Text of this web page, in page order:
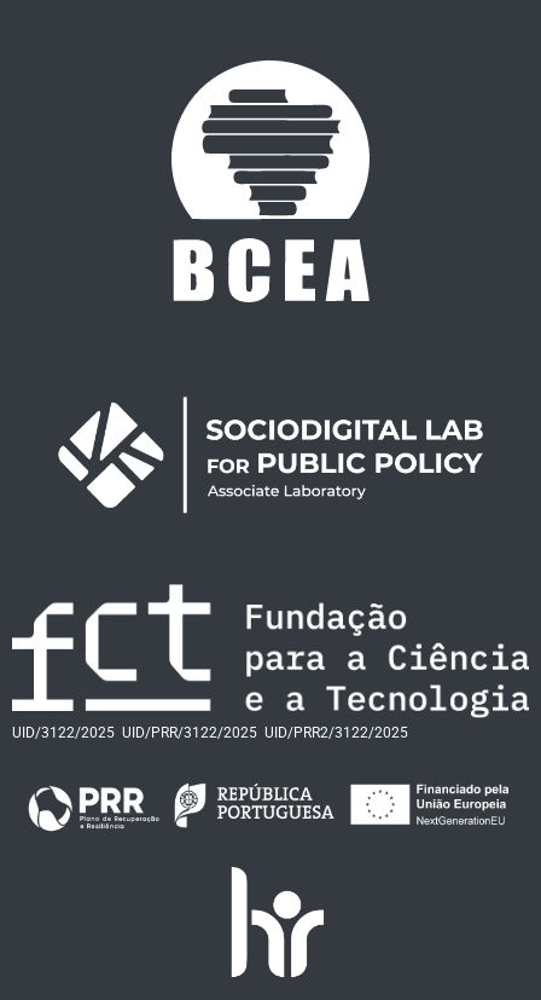
UID/3122/2025 UID/PRR/3122/2025 UID/PRR2/3122/2025